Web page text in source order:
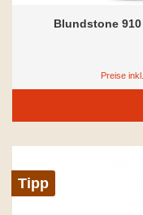
Blundstone
Preise
Tipp